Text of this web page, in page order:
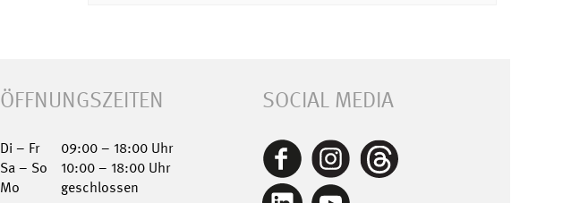
ÖFFNUNGSZEITEN
Di – Fr
09:00 – 18:00 Uhr
Sa – So
10:00 – 18:00 Uhr
Mo
geschlossen
SOCIAL MEDIA